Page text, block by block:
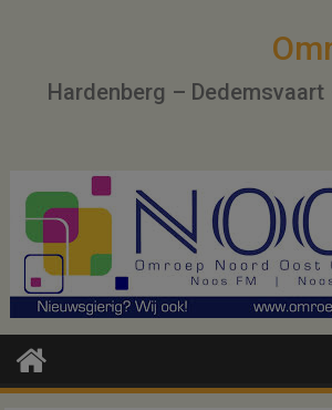
Hardenberg – Dedemsvaart